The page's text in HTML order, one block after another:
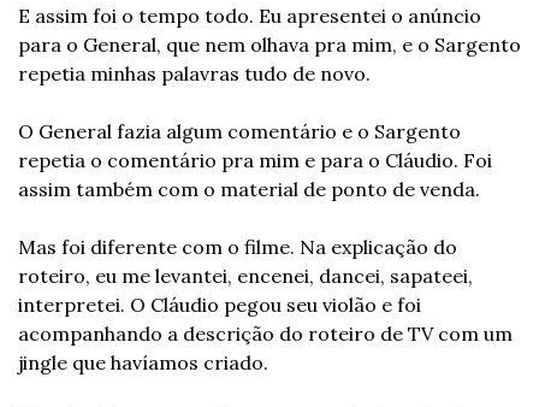
E assim foi o tempo todo. Eu apresentei o anúncio
para o General, que nem olhava pra mim, e o Sargento
repetia minhas palavras tudo de novo.
O General fazia algum comentário e o Sargento
repetia o comentário pra mim e para o Cláudio. Foi
assim também com o material de ponto de venda.
Mas foi diferente com o filme. Na explicação do
roteiro, eu me levantei, encenei, dancei, sapateei,
interpretei. O Cláudio pegou seu violão e foi
acompanhando a descrição do roteiro de TV com um
jingle que havíamos criado.